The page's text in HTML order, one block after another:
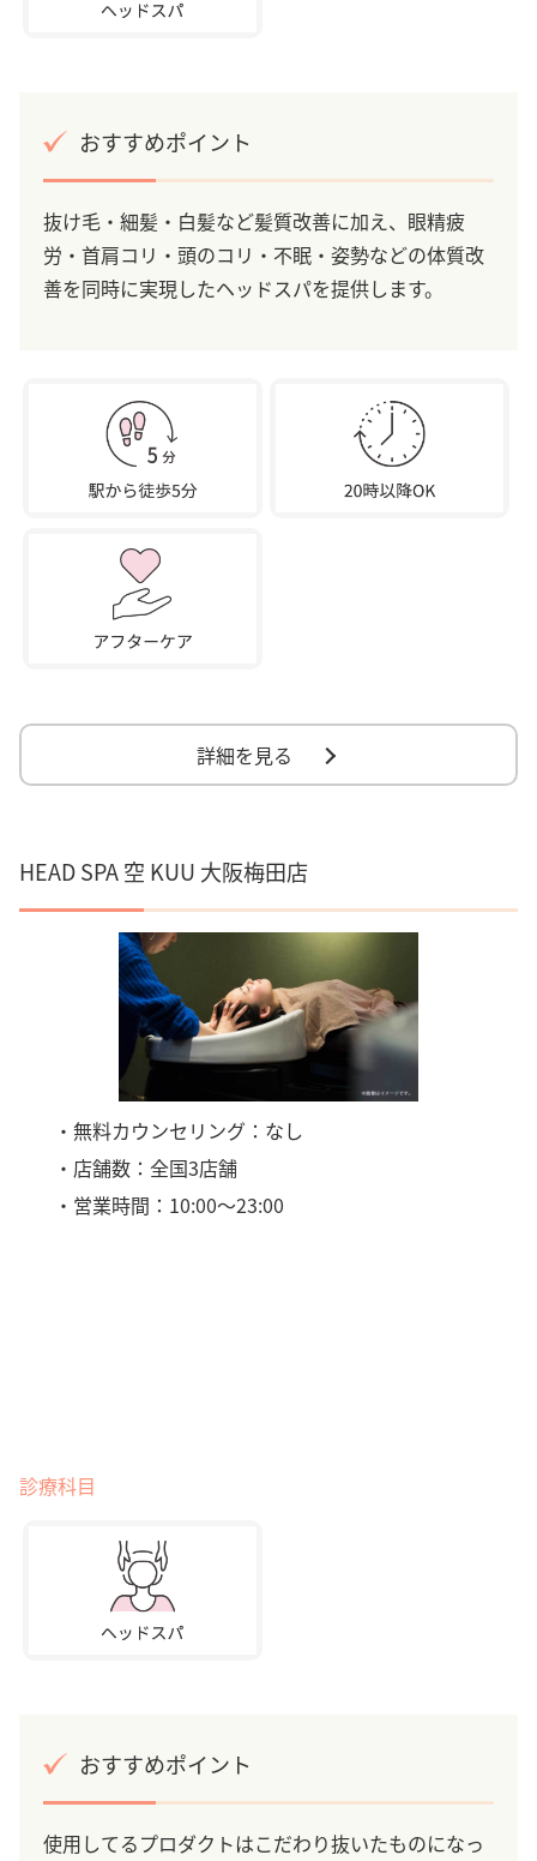
おすすめポイント
抜け毛・細髪・白髪など髪質改善に加え、眼精疲
労・首肩コリ・頭のコリ・不眠・姿勢などの体質改
善を同時に実現したヘッドスパを提供します。
詳細を見る
HEAD SPA 空 KUU 大阪梅田店
・無料カウンセリング：なし
・店舗数：全国3店舗
・営業時間：10:00～23:00
診療科目
おすすめポイント
使用してるプロダクトはこだわり抜いたものになっ